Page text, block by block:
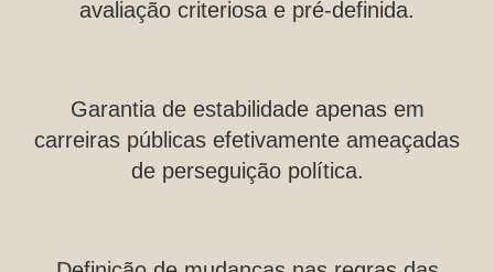
avaliação criteriosa e pré-definida.
Garantia de estabilidade apenas em
carreiras públicas efetivamente ameaçadas
de perseguição política.